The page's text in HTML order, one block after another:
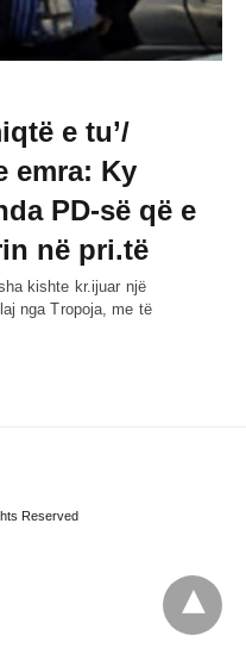
e tu’/
emra: Ky
PD-së që e
në pri.të
kishte kr.ijuar një
nga Tropoja, me të
Reserved